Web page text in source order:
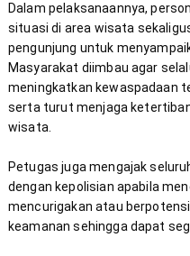
Dalam pelaksanaannya,
situasi di area wisata
pengunjung untuk
Masyarakat diimbau agar
meningkatkan kewaspadaan
serta turut menjaga
Petugas juga mengajak
dengan kepolisian apabila
mencurigakan atau